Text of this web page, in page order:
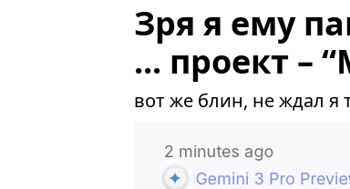
Зря я ему
... проект –
вот же блин, не ждал я